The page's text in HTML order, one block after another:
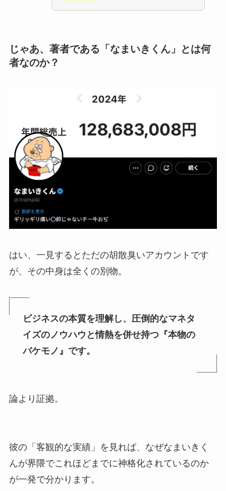
じゃあ、著者である「なまいきくん」とは何
者なのか？
はい、一見するとただの胡散臭いアカウントです
が、その中身は全くの別物。
ビジネスの本質を理解し、圧倒的なマネタ
イズのノウハウと情熱を併せ持つ『本物の
バケモノ』です。
論より証拠。
彼の「客観的な実績」を見れば、なぜなまいきく
んが界隈でこれほどまでに神格化されているのか
が一発で分かります。